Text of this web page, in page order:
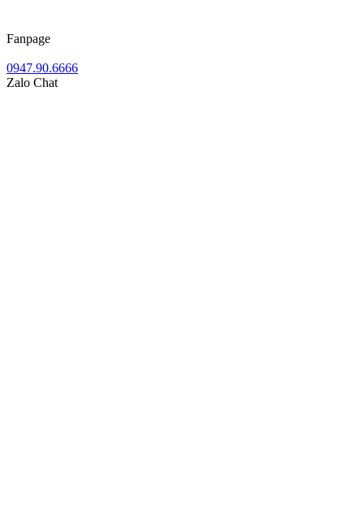
Fanpage
0947.90.6666
Zalo Chat